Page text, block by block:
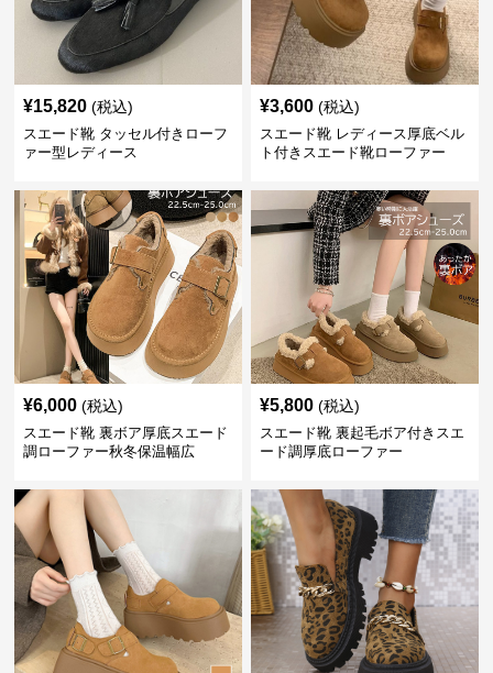
¥15,820 (税込)
スエード靴 タッセル付きローフ
ァー型レディース
¥3,600 (税込)
スエード靴 レディース厚底ベル
ト付きスエード靴ローファー
¥6,000 (税込)
スエード靴 裏ボア厚底スエード
調ローファー秋冬保温幅広
¥5,800 (税込)
スエード靴 裏起毛ボア付きスエ
ード調厚底ローファー